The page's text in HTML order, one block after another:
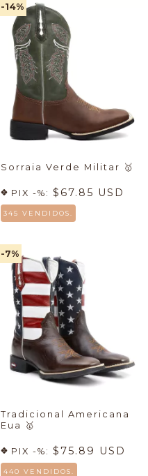
-14%
Sorraia Verde Militar 🥇
PIX -%: $67.85 USD
345 VENDIDOS.
-7%
Tradicional Americana
Eua
🥇
PIX -%: $75.89 USD
440 VENDIDOS.